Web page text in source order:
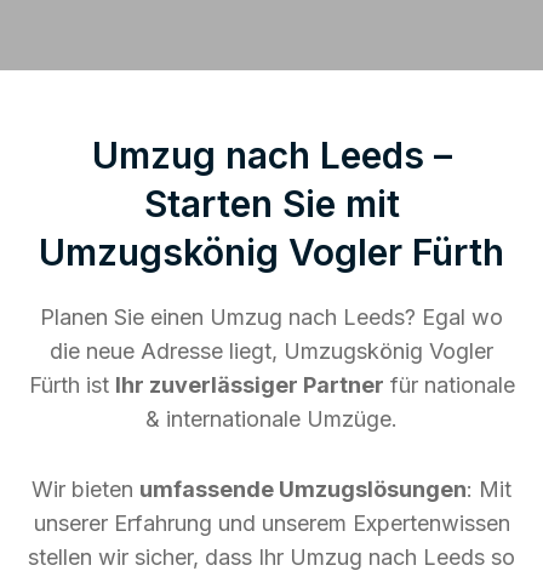
Umzug nach Leeds –
Starten Sie mit
Umzugskönig Vogler Fürth
Planen Sie einen Umzug nach Leeds? Egal wo
die neue Adresse liegt, Umzugskönig Vogler
Fürth ist Ihr zuverlässiger Partner für nationale
& internationale Umzüge.
Wir bieten umfassende Umzugslösungen: Mit
unserer Erfahrung und unserem Expertenwissen
stellen wir sicher, dass Ihr Umzug nach Leeds so